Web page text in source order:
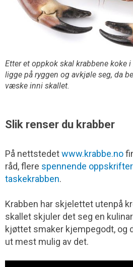
Etter et oppkok skal krabbene koke
ligge på ryggen og avkjøle seg, da
væske inni skallet.
Slik renser du krabber
På nettstedetwww.krabbe.no
råd, flere spennende oppskrifter
taskekrabben.
Krabben har skjelettet utenpå
skallet skjuler det seg en
kjøttet smaker kjempegodt, og
ut mest mulig av det.